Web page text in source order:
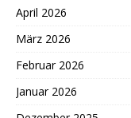
April 2026
März 2026
Februar 2026
Januar 2026